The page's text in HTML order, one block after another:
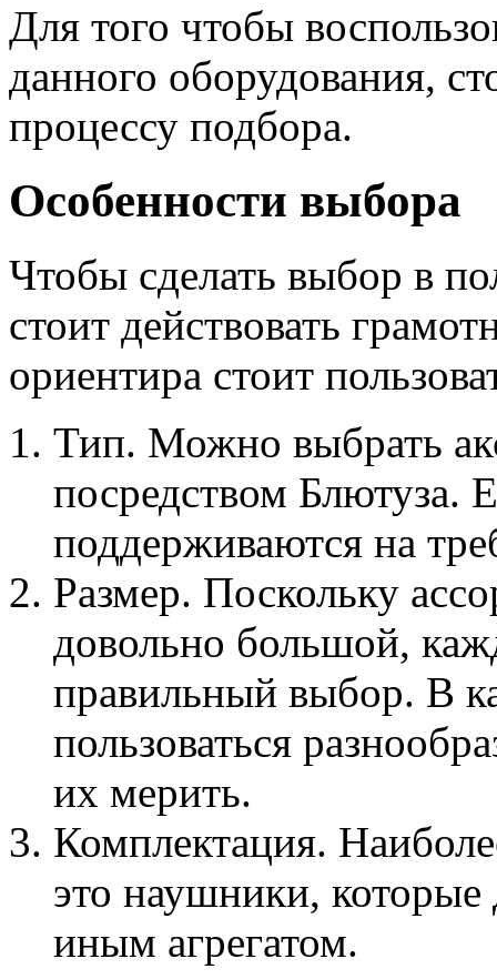
Для того чтобы
данного оборудования,
процессу подбора.
Особенности выбора
Чтобы сделать выбор в
стоит действовать
ориентира стоит
Тип. Можно выбрать
посредством Блютуза.
поддерживаются на
Размер. Поскольку
довольно большой,
правильный выбор. В
пользоваться
их мерить.
Комплектация.
это наушники,
иным агрегатом.